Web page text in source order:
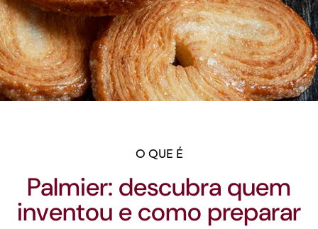
O QUE É
Palmier: descubra quem
inventou e como preparar